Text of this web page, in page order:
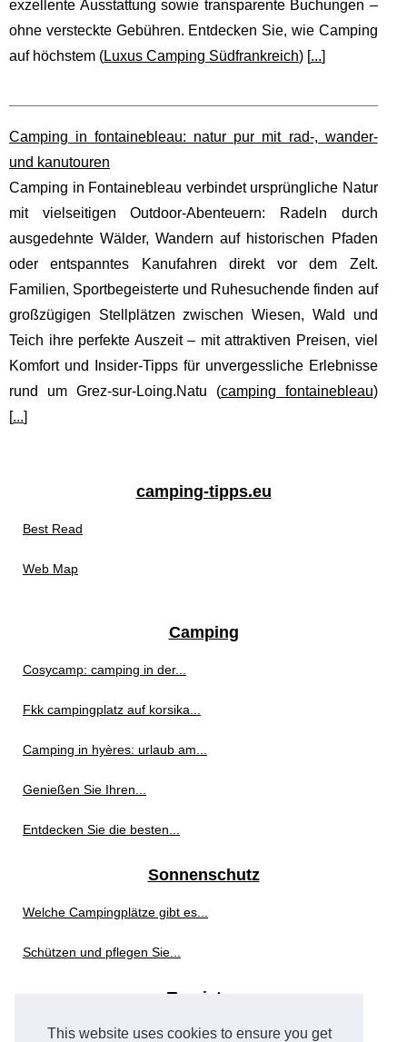
This website uses cookies to ensure you get
exzellente Ausstattung sowie transparente Buchungen –
ohne versteckte Gebühren. Entdecken Sie, wie Camping
auf höchstem (Luxus Camping Südfrankreich) [...]
Camping in fontainebleau: natur pur mit rad-, wander-
und kanutouren
Camping in Fontainebleau verbindet ursprüngliche Natur
mit vielseitigen Outdoor-Abenteuern: Radeln durch
ausgedehnte Wälder, Wandern auf historischen Pfaden
oder entspanntes Kanufahren direkt vor dem Zelt.
Familien, Sportbegeisterte und Ruhesuchende finden auf
großzügigen Stellplätzen zwischen Wiesen, Wald und
Teich ihre perfekte Auszeit – mit attraktiven Preisen, viel
Komfort und Insider-Tipps für unvergessliche Erlebnisse
rund um Grez-sur-Loing.Natu (camping fontainebleau)
[...]
camping-tipps.eu
Best Read
Web Map
Camping
Cosycamp: camping in der...
Fkk campingplatz auf korsika...
Camping in hyères: urlaub am...
Genießen Sie Ihren...
Entdecken Sie die besten...
Sonnenschutz
Welche Campingplätze gibt es...
Schützen und pflegen Sie...
Touristen
Luxuscamping in...